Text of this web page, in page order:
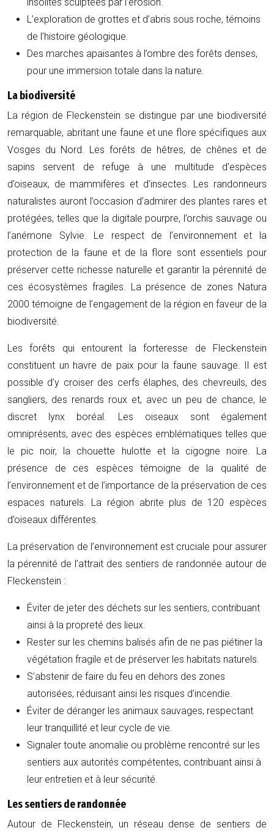
insolites sculptées par l’érosion.
L’exploration de grottes et d’abris sous roche, témoins
de l’histoire géologique.
Des marches apaisantes à l’ombre des forêts denses,
pour une immersion totale dans la nature.
La biodiversité
La région de Fleckenstein se distingue par une biodiversité
remarquable, abritant une faune et une flore spécifiques aux
Vosges du Nord. Les forêts de hêtres, de chênes et de
sapins servent de refuge à une multitude d’espèces
d’oiseaux, de mammifères et d’insectes. Les randonneurs
naturalistes auront l’occasion d’admirer des plantes rares et
protégées, telles que la digitale pourpre, l’orchis sauvage ou
l’anémone Sylvie. Le respect de l’environnement et la
protection de la faune et de la flore sont essentiels pour
préserver cette richesse naturelle et garantir la pérennité de
ces écosystèmes fragiles. La présence de zones Natura
2000 témoigne de l’engagement de la région en faveur de la
biodiversité.
Les forêts qui entourent la forteresse de Fleckenstein
constituent un havre de paix pour la faune sauvage. Il est
possible d’y croiser des cerfs élaphes, des chevreuils, des
sangliers, des renards roux et, avec un peu de chance, le
discret lynx boréal. Les oiseaux sont également
omniprésents, avec des espèces emblématiques telles que
le pic noir, la chouette hulotte et la cigogne noire. La
présence de ces espèces témoigne de la qualité de
l’environnement et de l’importance de la préservation de ces
espaces naturels. La région abrite plus de 120 espèces
d’oiseaux différentes.
La préservation de l’environnement est cruciale pour assurer
la pérennité de l’attrait des sentiers de randonnée autour de
Fleckenstein :
Éviter de jeter des déchets sur les sentiers, contribuant
ainsi à la propreté des lieux.
Rester sur les chemins balisés afin de ne pas piétiner la
végétation fragile et de préserver les habitats naturels.
S’abstenir de faire du feu en dehors des zones
autorisées, réduisant ainsi les risques d’incendie.
Éviter de déranger les animaux sauvages, respectant
leur tranquillité et leur cycle de vie.
Signaler toute anomalie ou problème rencontré sur les
sentiers aux autorités compétentes, contribuant ainsi à
leur entretien et à leur sécurité.
Les sentiers de randonnée
Autour de Fleckenstein, un réseau dense de sentiers de